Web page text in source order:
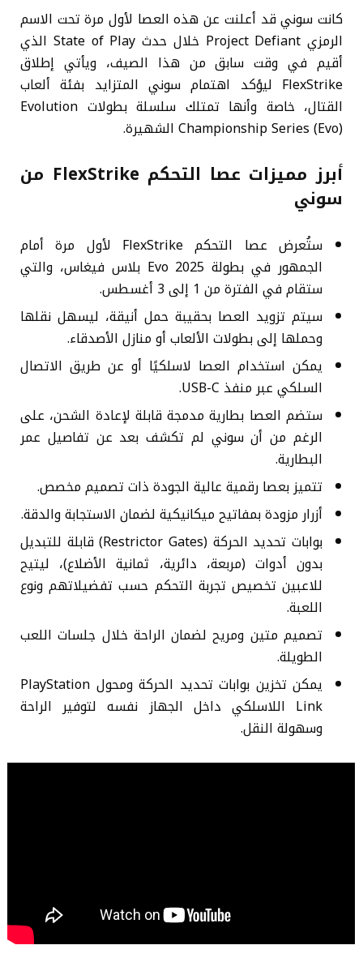
كانت سوني قد أعلنت عن هذه العصا لأول مرة تحت الاسم
الرمزي Project Defiant خلال حدث State of Play الذي
أقيم في وقت سابق من هذا الصيف، ويأتي إطلاق
FlexStrike ليؤكد اهتمام سوني المتزايد بفئة ألعاب
القتال، خاصة وأنها تمتلك سلسلة بطولات Evolution
Championship Series (Evo) الشهيرة.
أبرز مميزات عصا التحكم FlexStrike من
سوني
ستُعرض عصا التحكم FlexStrike لأول مرة أمام
الجمهور في بطولة Evo 2025 بلاس فيغاس، والتي
ستقام في الفترة من 1 إلى 3 أغسطس.
سيتم تزويد العصا بحقيبة حمل أنيقة، ليسهل نقلها
وحملها إلى بطولات الألعاب أو منازل الأصدقاء.
يمكن استخدام العصا لاسلكيًا أو عن طريق الاتصال
السلكي عبر منفذ USB-C.
ستضم العصا بطارية مدمجة قابلة لإعادة الشحن، على
الرغم من أن سوني لم تكشف بعد عن تفاصيل عمر
البطارية.
تتميز بعصا رقمية عالية الجودة ذات تصميم مخصص.
أزرار مزودة بمفاتيح ميكانيكية لضمان الاستجابة والدقة.
بوابات تحديد الحركة (Restrictor Gates) قابلة للتبديل
بدون أدوات (مربعة، دائرية، ثمانية الأضلاع)، ليتيح
للاعبين تخصيص تجربة التحكم حسب تفضيلاتهم ونوع
اللعبة.
تصميم متين ومريح لضمان الراحة خلال جلسات اللعب
الطويلة.
يمكن تخزين بوابات تحديد الحركة ومحول PlayStation
Link اللاسلكي داخل الجهاز نفسه لتوفير الراحة
وسهولة النقل.